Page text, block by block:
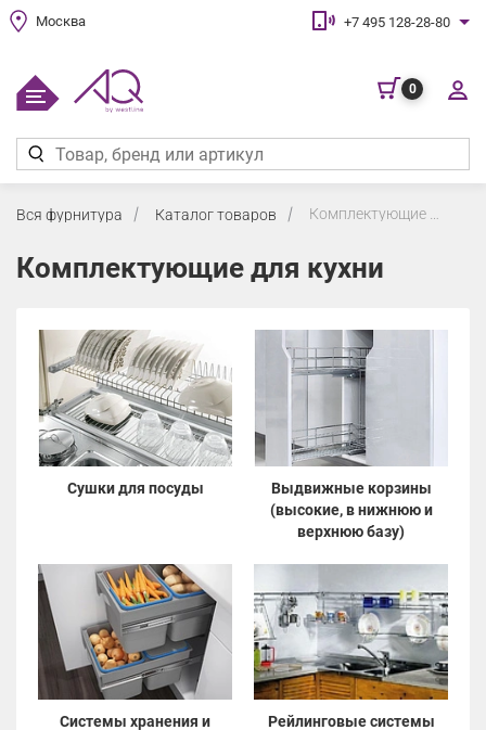
Москва +7 495 128-28-80
0
Вся фурнитура Каталог товаров
Комплектующие для кухни
Сушки для посуды
Выдвижные корзины
(высокие, в нижнюю и
верхнюю базу)
Системы хранения и
Рейлинговые системы